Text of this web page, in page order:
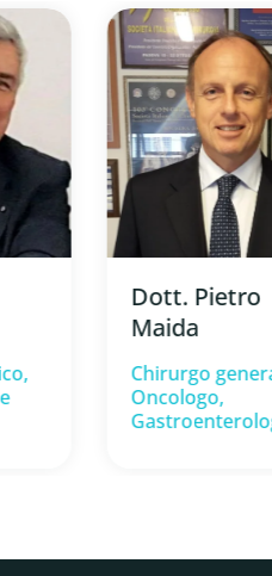
Dott. Pietro
Maida ⁠
Chirurgo
Oncologo,